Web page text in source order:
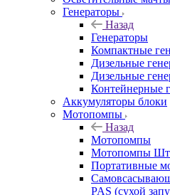
Генераторы
Назад
Генераторы
Компактные
Дизельные
Дизельные
Контейнерные
Аккумуляторы блоки
Мотопомпы
Назад
Мотопомпы
Мотопомпы
Портативные
PAS (сухой